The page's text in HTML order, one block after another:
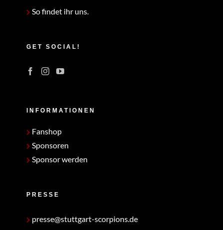
So findet ihr uns.
GET SOCIAL!
INFORMATIONEN
Fanshop
Sponsoren
Sponsor werden
PRESSE
presse@stuttgart-scorpions.de